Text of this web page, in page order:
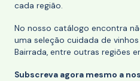
cada região.
No nosso catálogo encontra
uma seleção cuidada de
Bairrada, entre outras regiões
Subscreva agora mesmo a